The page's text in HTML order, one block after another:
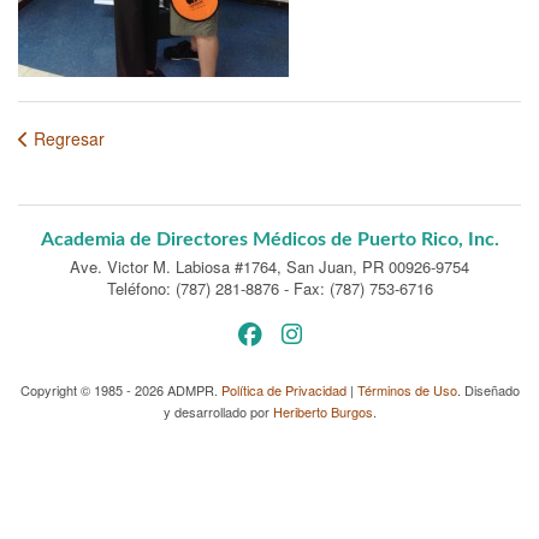
Regresar
Academia de Directores Médicos de Puerto Rico, Inc.
Ave. Victor M. Labiosa #1764, San Juan, PR 00926-9754
Teléfono: (787) 281-8876 - Fax: (787) 753-6716
Copyright © 1985 - 2026 ADMPR. Política de Privacidad| Términos de Uso. Diseñado
y desarrollado por Heriberto Burgos.